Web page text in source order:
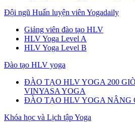
Đội ngũ Huấn luyện viên Yogadaily
Giảng viên đào tạo HLV
HLV Yoga Level A
HLV Yoga Level B
Đào tạo HLV yoga
ĐÀO TẠO HLV YOGA 200
VINYASA YOGA
ĐÀO TẠO HLV YOGA NÂNG
Khóa học và Lịch tập Yoga